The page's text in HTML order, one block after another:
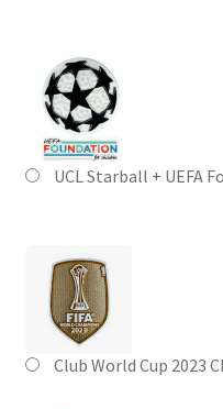
UCL Starball + UEFA
Club World Cup 2023